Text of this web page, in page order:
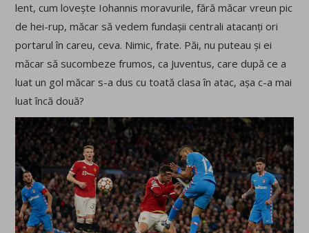
lent, cum lovește Iohannis moravurile, fără măcar vreun pic
de hei-rup, măcar să vedem fundașii centrali atacanți ori
portarul în careu, ceva. Nimic, frate. Păi, nu puteau și ei
măcar să sucombeze frumos, ca Juventus, care după ce a
luat un gol măcar s-a dus cu toată clasa în atac, așa c-a mai
luat încă două?